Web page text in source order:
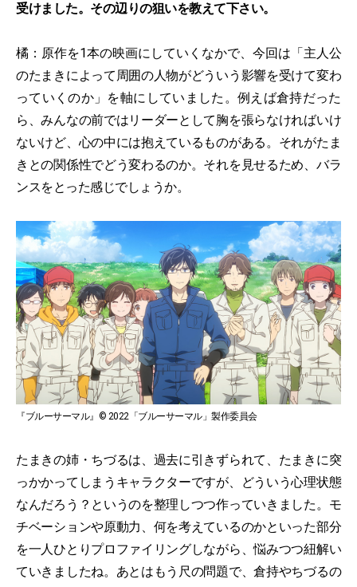
受けました。その辺りの狙いを教えて下さい。
橘：原作を1本の映画にしていくなかで、今回は「主人公
のたまきによって周囲の人物がどういう影響を受けて変わ
っていくのか」を軸にしていました。例えば倉持だった
ら、みんなの前ではリーダーとして胸を張らなければいけ
ないけど、心の中には抱えているものがある。それがたま
きとの関係性でどう変わるのか。それを見せるため、バラ
ンスをとった感じでしょうか。
『ブルーサーマル』© 2022「ブルーサーマル」製作委員会
たまきの姉・ちづるは、過去に引きずられて、たまきに突
っかかってしまうキャラクターですが、どういう心理状態
なんだろう？というのを整理しつつ作っていきました。モ
チベーションや原動力、何を考えているのかといった部分
を一人ひとりプロファイリングしながら、悩みつつ紐解い
ていきましたね。あとはもう尺の問題で、倉持やちづるの